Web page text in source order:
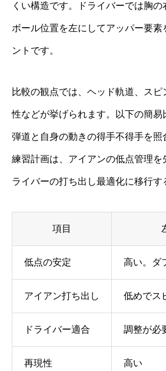
くい構造です。ドライバーでは胸の
ボール位置を左にしてアッパー要素
ントです。
比較の観点では、ヘッド軌道、ス
性などが挙げられます。以下の簡易
弾道と自身の動きの得手不得手を照
練習計画は、アイアンの低点管理を
ライバーの打ち出し最適化に移行す
項目
低点の安定 高い。ダ
アイアン打ち出し 低めでス
ドライバー適合 調整が必
再現性 高い